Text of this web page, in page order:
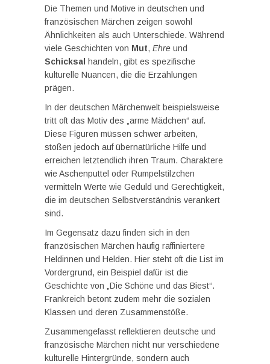
Die Themen und Motive in deutschen und
französischen Märchen zeigen sowohl
Ähnlichkeiten als auch Unterschiede. Während
viele Geschichten von Mut, Ehre und
Schicksal
handeln, gibt es spezifische
kulturelle Nuancen, die die Erzählungen
prägen.
In der deutschen Märchenwelt beispielsweise
tritt oft das Motiv des „arme Mädchen“ auf.
Diese Figuren müssen schwer arbeiten,
stoßen jedoch auf übernatürliche Hilfe und
erreichen letztendlich ihren Traum. Charaktere
wie Aschenputtel oder Rumpelstilzchen
vermitteln Werte wie Geduld und Gerechtigkeit,
die im deutschen Selbstverständnis verankert
sind.
Im Gegensatz dazu finden sich in den
französischen Märchen häufig raffiniertere
Heldinnen und Helden. Hier steht oft die List im
Vordergrund, ein Beispiel dafür ist die
Geschichte von „Die Schöne und das Biest“.
Frankreich betont zudem mehr die sozialen
Klassen und deren Zusammenstöße.
Zusammengefasst reflektieren deutsche und
französische Märchen nicht nur verschiedene
kulturelle Hintergründe, sondern auch